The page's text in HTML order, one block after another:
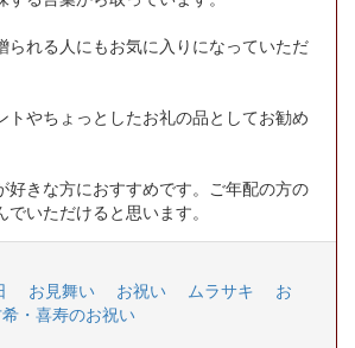
られる人にもお気に入りになっていただ
トやちょっとしたお礼の品としてお勧め
好きな方におすすめです。ご年配の方の
いただけると思います。
お見舞い お祝い ムラサキ
お
・喜寿のお祝い